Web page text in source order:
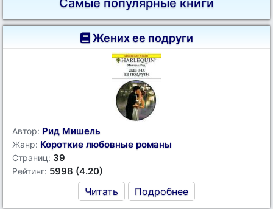
Самые популярные книги
Жених ее подруги
Автор: Рид Мишель
Жанр: Короткие любовные романы
Страниц: 39
Рейтинг: 5998 (4.20)
Читать Подробнее